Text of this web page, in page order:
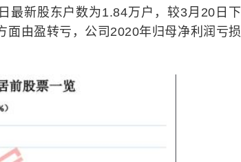
最新股东户数为1.84万户，较3月20日下
面由盈转亏，公司2020年归母净利润亏损